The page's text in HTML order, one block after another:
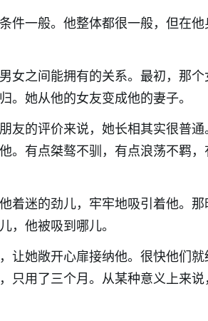
件一般。他整体都很一般，但在
女之间能拥有的关系。最初，那
。她从他的女友变成他的妻子。
友的评价来说，她长相其实很普
。有点桀骜不驯，有点浪荡不羁
着迷的劲儿，牢牢地吸引着他。
，他被吸到哪儿。
让她敞开心扉接纳他。很快他们
只用了三个月。从某种意义上来